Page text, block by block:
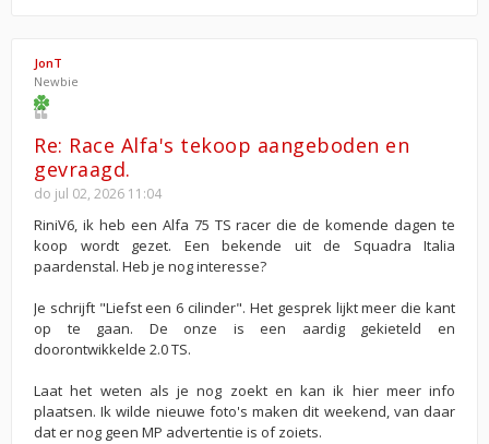
JonT
Newbie
Re: Race Alfa's tekoop aangeboden en
gevraagd.
do jul 02, 2026 11:04
RiniV6, ik heb een Alfa 75 TS racer die de komende dagen te
koop wordt gezet. Een bekende uit de Squadra Italia
paardenstal. Heb je nog interesse?
Je schrijft "Liefst een 6 cilinder". Het gesprek lijkt meer die kant
op te gaan. De onze is een aardig gekieteld en
doorontwikkelde 2.0 TS.
Laat het weten als je nog zoekt en kan ik hier meer info
plaatsen. Ik wilde nieuwe foto's maken dit weekend, van daar
dat er nog geen MP advertentie is of zoiets.